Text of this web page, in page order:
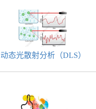
动态光散射分析（DLS）